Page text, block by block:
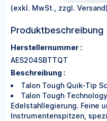
(exkl. MwSt., zzgl. Versand)
Produktbeschreibung
Herstellernummer :
AES204SBTTQT
Beschreibung :
Talon Tough Quik-Tip
Talon Tough
Edelstahllegierung. Feine
Instrumentenspitzen,